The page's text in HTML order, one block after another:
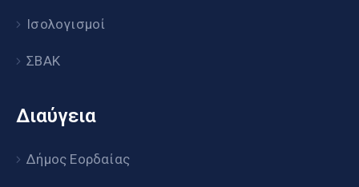
Ισολογισμοί
ΣΒΑΚ
Διαύγεια
Δήμος Εορδαίας